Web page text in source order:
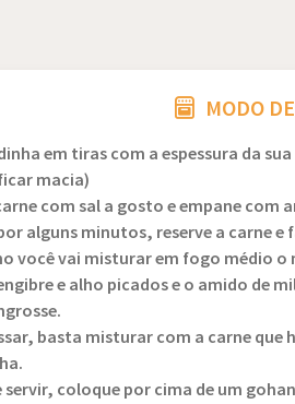
MODO
em tiras com a espessura da
macia)
com sal a gosto e empane
alguns minutos, reserve a carne e
você vai misturar em fogo médio
e alho picados e o amido de
basta misturar com a carne
servir, coloque por cima de um